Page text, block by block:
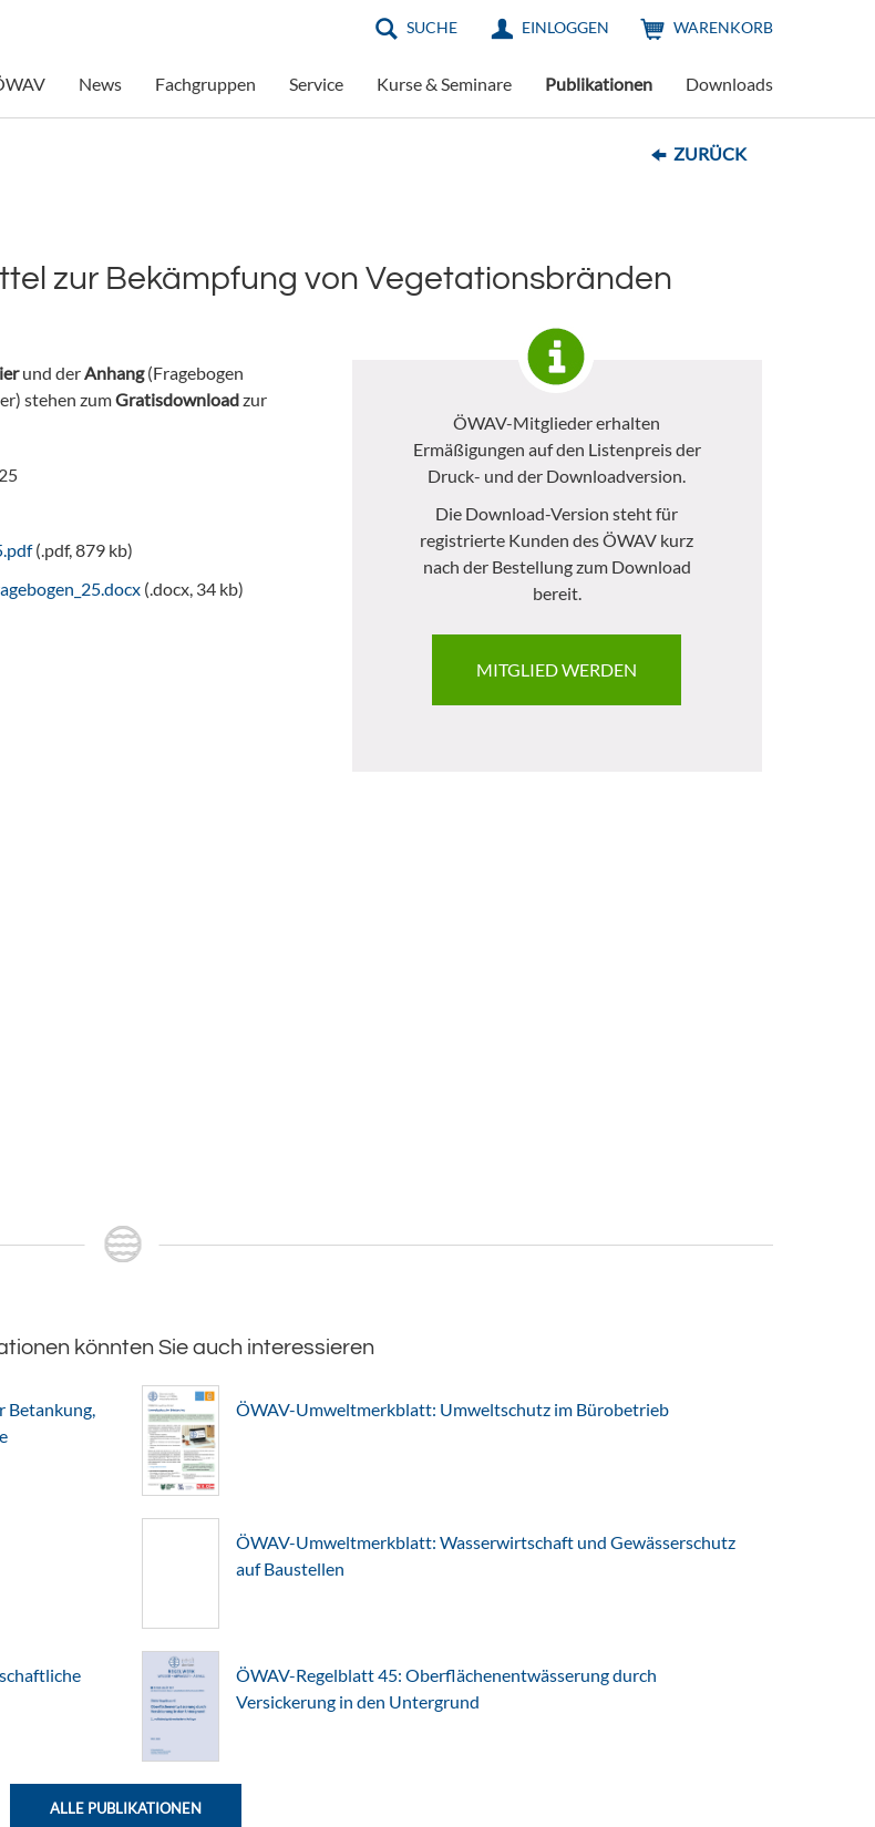
SUCHE EINLOGGEN WARENKORB
News Fachgruppen Service Kurse & Seminare Publikationen Downloads
ZURÜCK
zur Bekämpfung von Vegetationsbränden
und derAnhang(Fragebogen
stehen zumGratisdownloadzur
(.pdf, 879 kb)
(.docx, 34 kb)
ÖWAV-Mitglieder erhalten
Ermäßigungen auf den Listenpreis der
Druck- und der Downloadversion.
Die Download-Version steht für
registrierte Kunden des ÖWAV kurz
nach der Bestellung zum Download
bereit.
MITGLIED WERDEN
könnten Sie auch interessieren
Betankung,
ÖWAV-Umweltmerkblatt: Umweltschutz im Bürobetrieb
ÖWAV-Umweltmerkblatt: Wasserwirtschaft und Gewässerschutz
auf Baustellen
ÖWAV-Regelblatt 45: Oberflächenentwässerung durch
Versickerung in den Untergrund
ALLE PUBLIKATIONEN